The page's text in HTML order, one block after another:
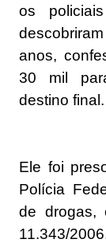
os
anos,
30 mil
destino final.
Ele foi
Polícia
de drogas,
11.343/